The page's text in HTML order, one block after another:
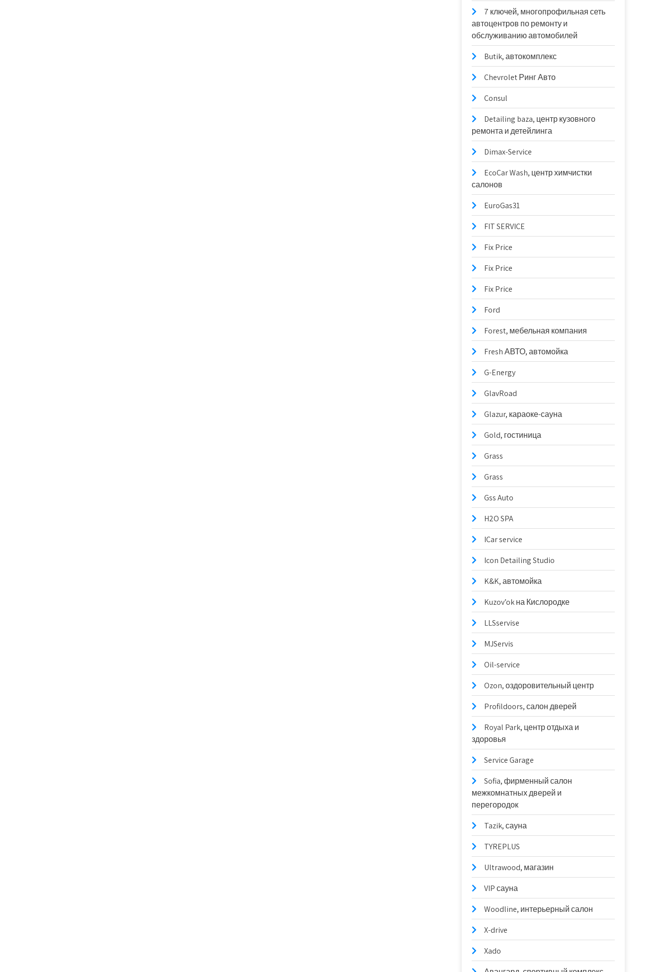
7 ключей, многопрофильная сеть
автоцентров по ремонту и
обслуживанию автомобилей
Butik, автокомплекс
Chevrolet Ринг Авто
Consul
Detailing baza, центр кузовного
ремонта и детейлинга
Dimax-Service
EcoCar Wash, центр химчистки
салонов
EuroGas31
FIT SERVICE
Fix Price
Fix Price
Fix Price
Ford
Forest, мебельная компания
Fresh АВТО, автомойка
G-Energy
GlavRoad
Glazur, караоке-сауна
Gold, гостиница
Grass
Grass
Gss Auto
H2O SPA
ICar service
Icon Detailing Studio
K&K, автомойка
Kuzov’ok на Кислородке
LLSservise
MJServis
Oil-service
Ozon, оздоровительный центр
Profildoors, салон дверей
Royal Park, центр отдыха и
здоровья
Service Garage
Sofia, фирменный салон
межкомнатных дверей и
перегородок
Tazik, сауна
TYREPLUS
Ultrawood, магазин
VIP сауна
Woodline, интерьерный салон
X-drive
Xado